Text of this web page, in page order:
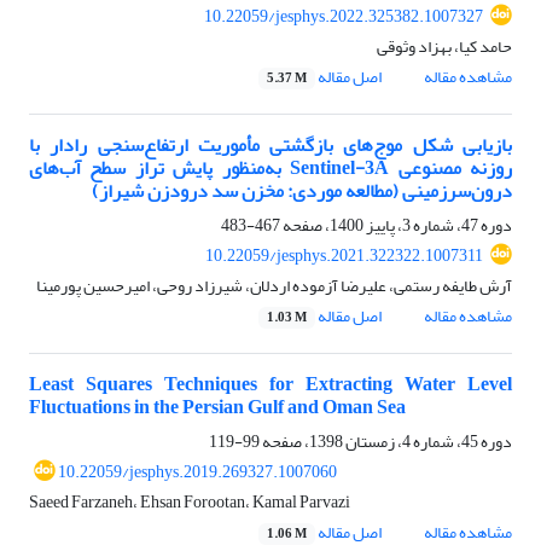
10.22059/jesphys.2022.325382.1007327
حامد کیا، بهزاد وثوقی
مشاهده مقاله
اصل مقاله 5.37 M
بازیابی شکل موج‌های بازگشتی مأموریت ارتفاع‌سنجی رادار با
روزنه مصنوعی Sentinel-3A به‌منظور پایش تراز سطح آب‌های
درون‌سرزمینی (مطالعه موردی: مخزن سد درودزن شیراز)
دوره 47، شماره 3، پاییز 1400، صفحه
467-483
10.22059/jesphys.2021.322322.1007311
آرش طایفه رستمی، علیرضا آزموده اردلان، شیرزاد روحی، امیرحسین پورمینا
مشاهده مقاله
اصل مقاله 1.03 M
Least Squares Techniques for Extracting Water Level
Fluctuations in the Persian Gulf and Oman Sea
دوره 45، شماره 4، زمستان 1398، صفحه
99-119
10.22059/jesphys.2019.269327.1007060
Saeed Farzaneh، Ehsan Forootan، Kamal Parvazi
مشاهده مقاله
اصل مقاله 1.06 M